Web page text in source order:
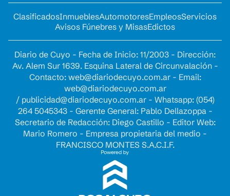
ClasificadosInmueblesAutomotoresEmpleosServicios
Avisos Fúnebres y MisasEdictos
Diario de Cuyo - Fecha de Inicio: 11/2003 - Dirección:
Av. Alem Sur 1639. Esquina Lateral de Circunvalación -
Contacto: web@diariodecuyo.com.ar- Email:
web@diariodecuyo.com.ar
/ publicidad@diariodecuyo.com.ar- Whatsapp: (054)
264 5045343 - Gerente General: Pablo Dellazoppa -
Secretario de Redacción: Diego Castillo - Editor Web:
Mario Romero - Empresa propietaria del medio -
FRANCISCO MONTES S.A.C.I.F.